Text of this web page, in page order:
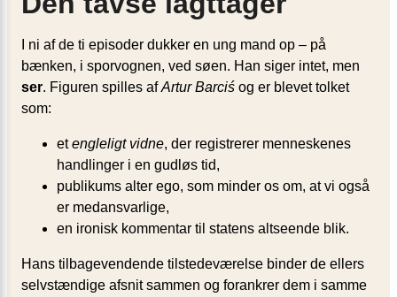
I ni af de ti episoder dukker en ung mand op – på
bænken, i sporvognen, ved søen. Han siger intet, men
ser. Figuren spilles afArtur Barciś og er blevet tolket
som:
etengleligt vidne, der registrerer menneskenes
handlinger i en gudløs tid,
publikums alter ego, som minder os om, at vi også
er medansvarlige,
en ironisk kommentar til statens altseende blik.
Hans tilbagevendende tilstedeværelse binder de ellers
selvstændige afsnit sammen og forankrer dem i samme